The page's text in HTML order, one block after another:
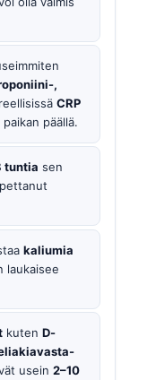
,
CRP
päällä.
tuntia sen
kaliumia
laukaisee
kuten D-
usein 2–10